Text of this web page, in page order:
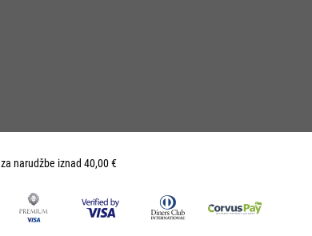
za narudžbe iznad 40,00 €